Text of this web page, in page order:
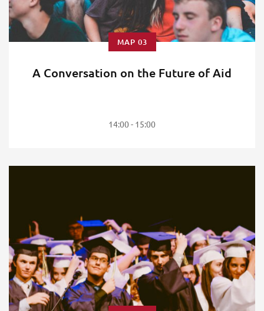
ΜΑΡ 03
A Conversation on the Future of Aid
14:00 - 15:00